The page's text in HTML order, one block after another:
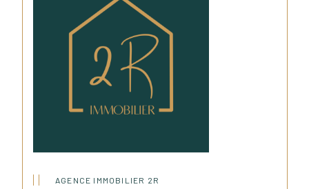
AGENCE IMMOBILIER 2R